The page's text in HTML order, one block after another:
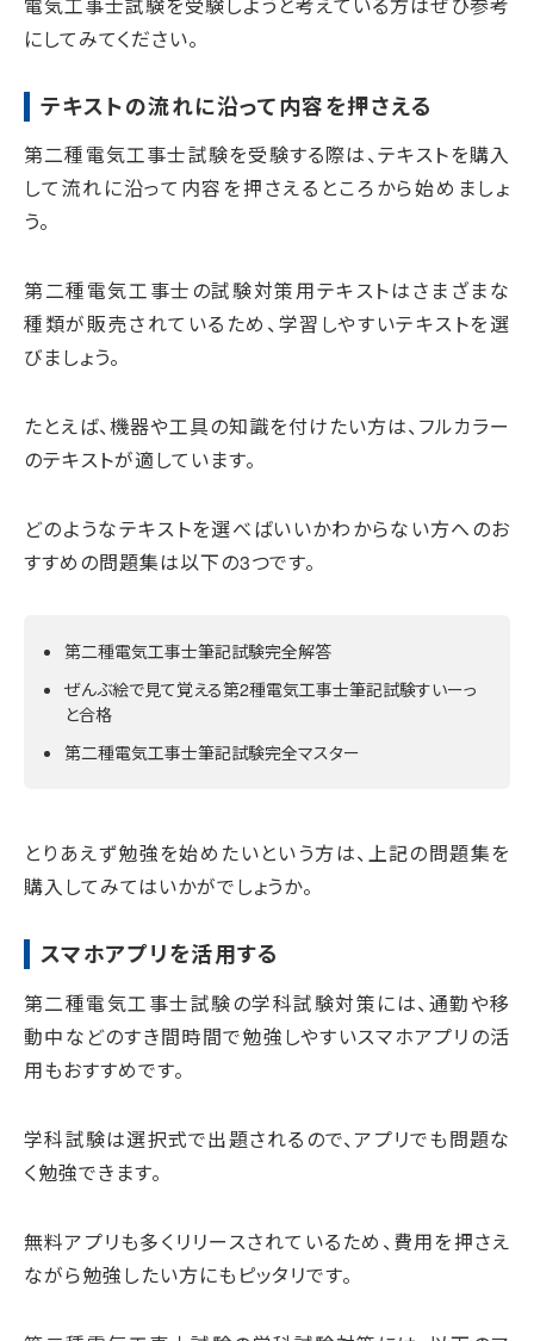
にしてみてください。
テキストの流れに沿って内容を押さえる
第二種電気工事士試験を受験する際は、テキストを購入
して流れに沿って内容を押さえるところから始めましょ
う。
第二種電気工事士の試験対策用テキストはさまざまな
種類が販売されているため、学習しやすいテキストを選
びましょう。
たとえば、機器や工具の知識を付けたい方は、フルカラー
のテキストが適しています。
どのようなテキストを選べばいいかわからない方へのお
すすめの問題集は以下の3つです。
第二種電気工事士筆記試験完全解答
ぜんぶ絵で見て覚える第2種電気工事士筆記試験すいーっ
と合格
第二種電気工事士筆記試験完全マスター
とりあえず勉強を始めたいという方は、上記の問題集を
購入してみてはいかがでしょうか。
スマホアプリを活用する
第二種電気工事士試験の学科試験対策には、通勤や移
動中などのすき間時間で勉強しやすいスマホアプリの活
用もおすすめです。
学科試験は選択式で出題されるので、アプリでも問題な
く勉強できます。
無料アプリも多くリリースされているため、費用を押さえ
ながら勉強したい方にもピッタリです。